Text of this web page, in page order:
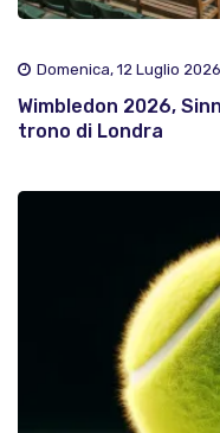
Domenica, 12 Luglio 2026
Wimbledon 2026,
trono di Londra